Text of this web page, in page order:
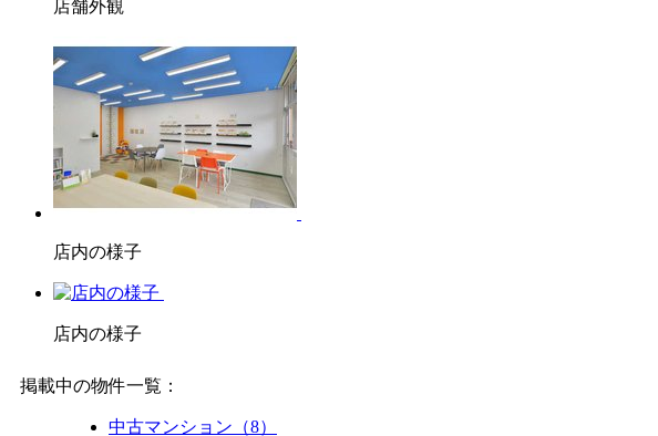
店舗外観
店内の様子
店内の様子
掲載中の物件一覧：
中古マンション（8）